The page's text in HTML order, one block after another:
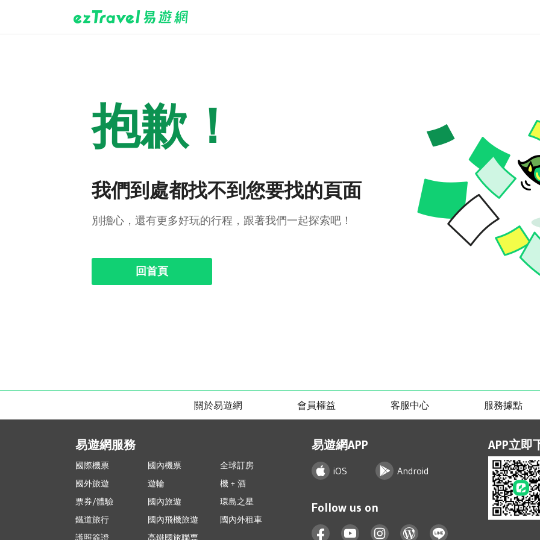
抱歉！
我們到處都找不到您要找的頁面
別擔心，還有更多好玩的行程，跟著我們一起探索吧！
回首頁
關於易遊網 會員權益 客服中心 服務據點
易遊網服務
國際機票 國內機票
全球訂房
國外旅遊
遊輪
機 + 酒
票券/體驗
國內旅遊
環島之星
鐵道旅行
國內飛機旅遊
國內外租車
護照簽證
高鐵國旅聯票
易遊網APP
iOS Android
Follow us on
APP立即